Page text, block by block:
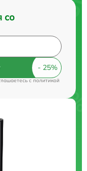
со
c политикой